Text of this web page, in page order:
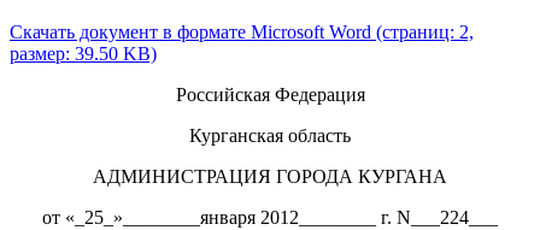
Скачать документ в формате Microsoft Word (страниц: 2,
размер: 39.50 KB)
Российская Федерация
Курганская область
АДМИНИСТРАЦИЯ ГОРОДА КУРГАНА
от «_25_»________января 2012________ г. N___224___